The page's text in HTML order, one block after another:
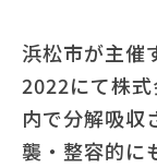
浜松市が主
2022にて株
内で分解吸収
襲・整容的に